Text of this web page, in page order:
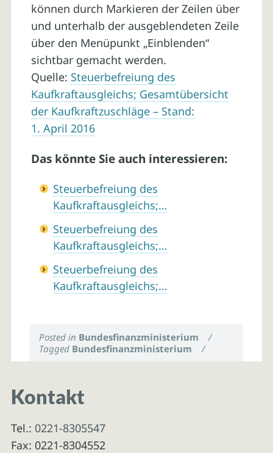
können durch Markieren der Zeilen über
und unterhalb der ausgeblendeten Zeile
über den Menüpunkt „Einblenden“
sichtbar gemacht werden.
Quelle: Steuerbefreiung des
Kaufkraftausgleichs; Gesamtübersicht
der Kaufkraftzuschläge – Stand:
1. April 2016
Das könnte Sie auch interessieren:
Steuerbefreiung des
Kaufkraftausgleichs;…
Steuerbefreiung des
Kaufkraftausgleichs;…
Steuerbefreiung des
Kaufkraftausgleichs;…
Posted in Bundesfinanzministerium
/
Tagged Bundesfinanzministerium /
Kontakt
Tel.: 0221-8305547
Fax: 0221-8304552